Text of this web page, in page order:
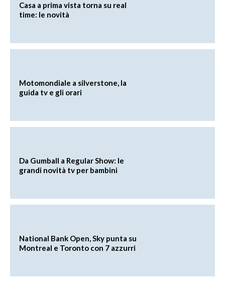
Casa a prima vista torna su real
time: le novità
Motomondiale a silverstone, la
guida tv e gli orari
Da Gumball a Regular Show: le
grandi novità tv per bambini
National Bank Open, Sky punta su
Montreal e Toronto con 7 azzurri